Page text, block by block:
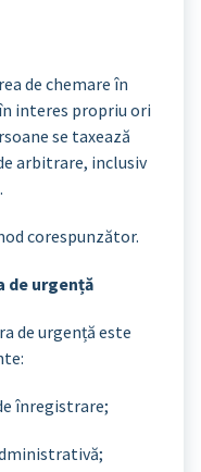
de chemare în
interes propriu ori
se taxează
arbitrare, inclusiv
corespunzător.
de urgență
de urgență este
înregistrare;